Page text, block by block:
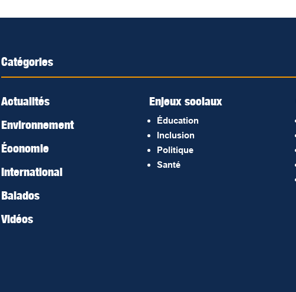
Catégories
Actualités
Environnement
Économie
International
Balados
Vidéos
Enjeux sociaux
Éducation
Inclusion
Politique
Santé